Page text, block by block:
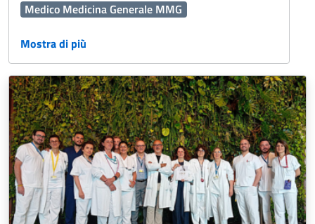
Medico Medicina Generale MMG
Assistenza Territoriale
Dermatologia
Vaccinazioni Interaziendale
118
Medicina Generale
Oculistica
Emergenza Sanitaria
Servizi Online
Servizi Distrettuali
Operatori Socio Sanitari OSS
Continuità assistenziale ex Guardia Medica
Presidi Territoriali
Disabilità
Sport
Cure Palliative
Igiene Alimenti
Caldo
Mostra di più